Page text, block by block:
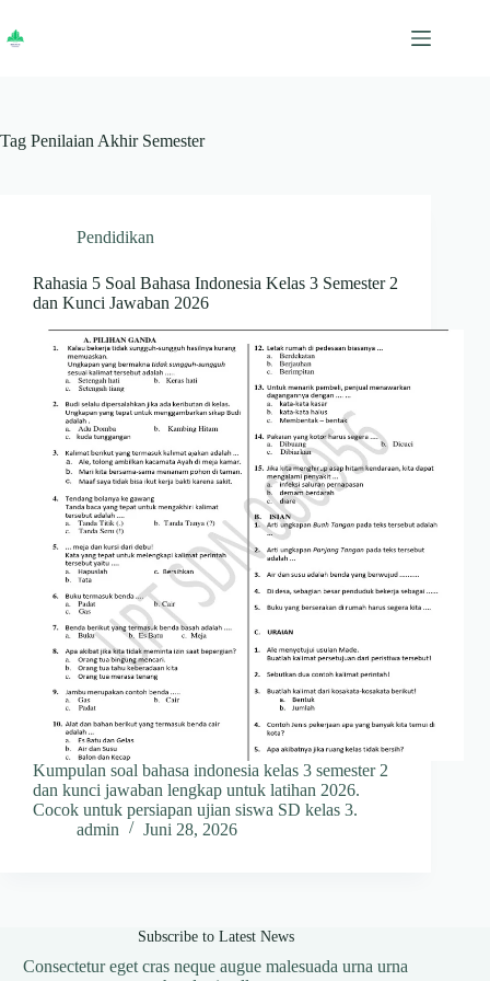
content
Tag Penilaian Akhir Semester
Pendidikan
Rahasia 5 Soal Bahasa Indonesia Kelas 3 Semester 2
dan Kunci Jawaban 2026
Kumpulan soal bahasa indonesia kelas 3 semester 2
dan kunci jawaban lengkap untuk latihan 2026.
Cocok untuk persiapan ujian siswa SD kelas 3.
admin
Juni 28, 2026
Subscribe to Latest News
Consectetur eget cras neque augue malesuada urna urna